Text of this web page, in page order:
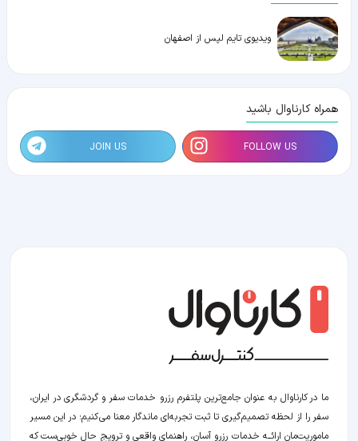
ویدیوی تایم لپس از اصفهان
همراه کارناوال باشید
FOLLOW US
JOIN US
ما در کارناوال به عنوان جامع‌ترین پلتفرم رزرو خدمات سفر و گردشگری در ایران،
سفر را از لحظه‌ تصمیم‌گیری تا ثبت تجربه‌ای ماندگار معنا می‌کنیم؛ در این مسیر‍
ماموریت‌مان اراﺋــﻪ خدمات رزرو آسان، راهنمای واقعی و ترویج حال خوبی‌ست که